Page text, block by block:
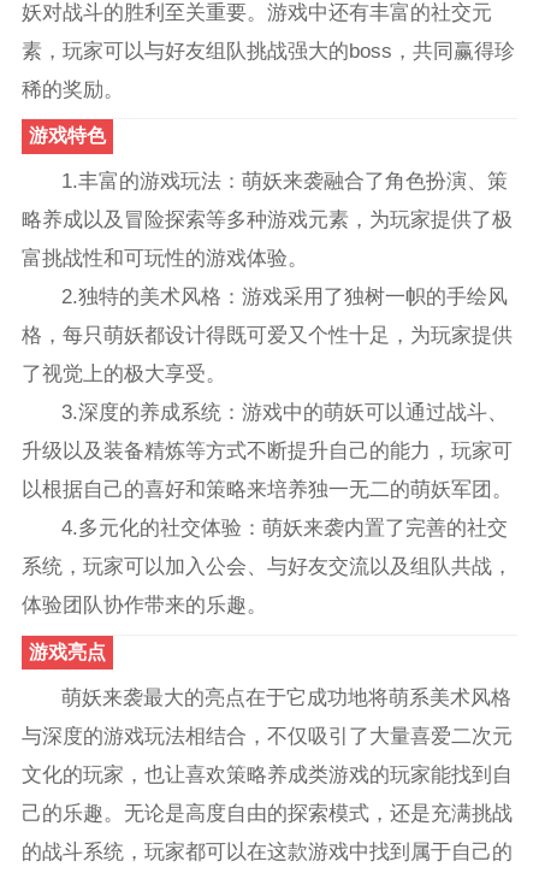
妖对战斗的胜利至关重要。游戏中还有丰富的社交元
素，玩家可以与好友组队挑战强大的boss，共同赢得珍
稀的奖励。
游戏特色
1.丰富的游戏玩法：萌妖来袭融合了角色扮演、策
略养成以及冒险探索等多种游戏元素，为玩家提供了极
富挑战性和可玩性的游戏体验。
2.独特的美术风格：游戏采用了独树一帜的手绘风
格，每只萌妖都设计得既可爱又个性十足，为玩家提供
了视觉上的极大享受。
3.深度的养成系统：游戏中的萌妖可以通过战斗、
升级以及装备精炼等方式不断提升自己的能力，玩家可
以根据自己的喜好和策略来培养独一无二的萌妖军团。
4.多元化的社交体验：萌妖来袭内置了完善的社交
系统，玩家可以加入公会、与好友交流以及组队共战，
体验团队协作带来的乐趣。
游戏亮点
萌妖来袭最大的亮点在于它成功地将萌系美术风格
与深度的游戏玩法相结合，不仅吸引了大量喜爱二次元
文化的玩家，也让喜欢策略养成类游戏的玩家能找到自
己的乐趣。无论是高度自由的探索模式，还是充满挑战
的战斗系统，玩家都可以在这款游戏中找到属于自己的